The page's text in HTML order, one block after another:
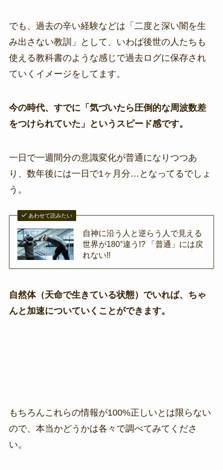
でも、過去の辛い経験などは「二度と深い闇を生
み出さない教訓」として、いわば後世の人たちも
使える教科書のような感じで過去ログに保存され
ていくイメージをしてます。
今の時代、すでに「気づいたら圧倒的な周波数差
をつけられていた」というスピード感です。
一日で一週間分の意識変化が普通になりつつあ
り、数年後には一日で1ヶ月分…となってるでしょ
う。
あわせて読みたい
自神に沿う人と逆らう人で見える
世界が180°違う!? 「普通」には戻
れない!!
自然体（天命で生きている状態）でいれば、ちゃ
んと加速についていくことができます。
もちろんこれらの情報が100%正しいとは限らない
ので、本当かどうかは各々で調べてみてくださ
い。